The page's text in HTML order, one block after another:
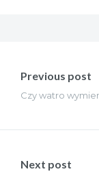
wpisu
Previous post
Czy watro
Next post